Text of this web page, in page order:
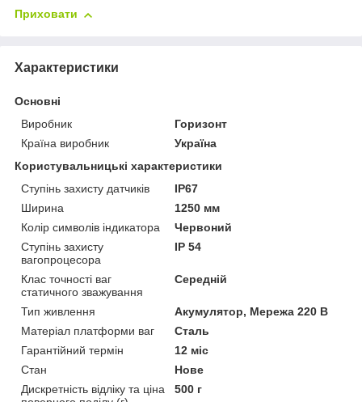
Приховати
Характеристики
Основні
Виробник
Горизонт
Країна виробник
Україна
Користувальницькі характеристики
Ступінь захисту датчиків
IP67
Ширина
1250 мм
Колір символів індикатора
Червоний
Ступінь захисту
вагопроцесора
IP 54
Клас точності ваг
статичного зважування
Середній
Тип живлення
Акумулятор, Мережа 220 В
Матеріал платформи ваг
Сталь
Гарантійний термін
12 міс
Стан
Нове
Дискретність відліку та ціна
500 г